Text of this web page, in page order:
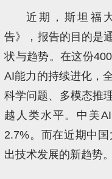
近期，斯坦福
告》，报告的目的是
状与趋势。在这份
AI能力的持续进化，
科学问题、多模态推
越人类水平。中美
2.7%。而在近期中
出技术发展的新趋势。